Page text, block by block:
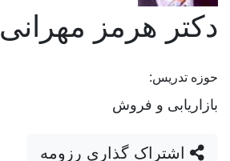
دکتر هرمز مهرانی
حوزه تدریس:
بازاریابی و فروش